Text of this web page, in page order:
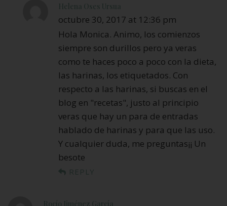
Helena Oses Ursua
octubre 30, 2017 at 12:36 pm
Hola Monica. Animo, los comienzos
siempre son durillos pero ya veras
como te haces poco a poco con la dieta,
las harinas, los etiquetados. Con
respecto a las harinas, si buscas en el
blog en "recetas", justo al principio
veras que hay un para de entradas
hablado de harinas y para que las uso.
Y cualquier duda, me preguntas¡¡ Un
besote
REPLY
Rocío Jiménez García